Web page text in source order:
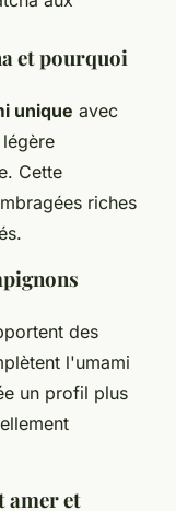
et pourquoi
unique avec
Cette
riches
des
l'umami
un profil plus
amer et